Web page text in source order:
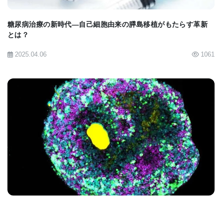
と述べている｡
写真
fusicoccin-Aを使った処理で､軸索損傷の中心に向か
と呼ばれる軸索の成長先端は赤に染色されている｡
(Credit: The Neuro)
原著へのリンクは英語版をご覧ください
Fungal Protein Stimulates Axon Regeneration Via
14-3-3 Protein-Protein Stabilization; Work
Identifies Possible Targets of Future Drug
糖尿病治療の新時代—自己細胞由来の膵島移植がもたらす革新
とは？
2025.04.06 1061
BIOMARKET JP